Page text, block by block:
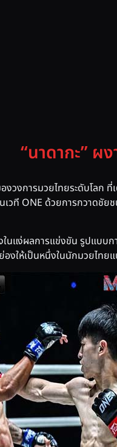
“นาดากะ” ผ
วงการมวยไทยระดับโลก
วที ONE ด้วยการกวาดชัย
นแง่ผลการแข่งขัน รูปแบบ
องให้เป็นหนึ่งในนักมวยไ